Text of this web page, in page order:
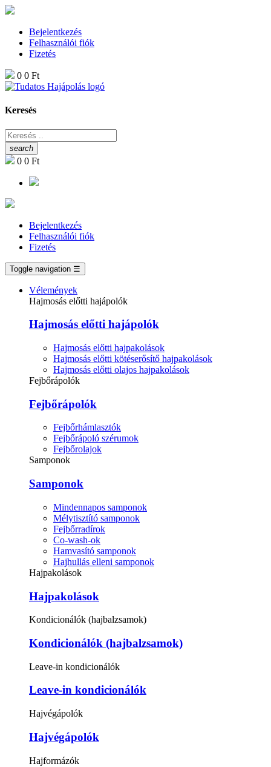
Bejelentkezés
Felhasználói fiók
Fizetés
0 0 Ft
Keresés
search
0 0 Ft
Bejelentkezés
Felhasználói fiók
Fizetés
Toggle navigation ☰
Vélemények
Hajmosás előtti hajápolók
Hajmosás előtti hajápolók
Hajmosás előtti hajpakolások
Hajmosás előtti kötéserősítő hajpakolások
Hajmosás előtti olajos hajpakolások
Fejbőrápolók
Fejbőrápolók
Fejbőrhámlasztók
Fejbőrápoló szérumok
Fejbőrolajok
Samponok
Samponok
Mindennapos samponok
Mélytisztító samponok
Fejbőrradírok
Co-wash-ok
Hamvasító samponok
Hajhullás elleni samponok
Hajpakolások
Hajpakolások
Kondicionálók (hajbalzsamok)
Kondicionálók (hajbalzsamok)
Leave-in kondicionálók
Leave-in kondicionálók
Hajvégápolók
Hajvégápolók
Hajformázók